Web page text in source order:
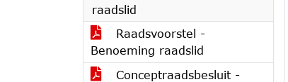
raadslid
Raadsvoorstel -
Benoeming raadslid
Conceptraadsbesluit -